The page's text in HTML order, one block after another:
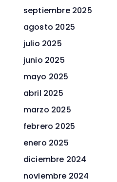
septiembre 2025
agosto 2025
julio 2025
junio 2025
mayo 2025
abril 2025
marzo 2025
febrero 2025
enero 2025
diciembre 2024
noviembre 2024